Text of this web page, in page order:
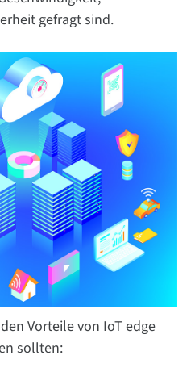
gefragt sind.
Vorteile von IoT edge
sollten: